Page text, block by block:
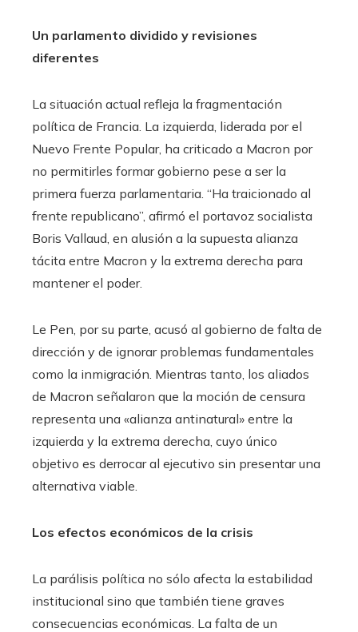
Un parlamento dividido y revisiones
diferentes
La situación actual refleja la fragmentación
política de Francia. La izquierda, liderada por el
Nuevo Frente Popular, ha criticado a Macron por
no permitirles formar gobierno pese a ser la
primera fuerza parlamentaria. “Ha traicionado al
frente republicano”, afirmó el portavoz socialista
Boris Vallaud, en alusión a la supuesta alianza
tácita entre Macron y la extrema derecha para
mantener el poder.
Le Pen, por su parte, acusó al gobierno de falta de
dirección y de ignorar problemas fundamentales
como la inmigración. Mientras tanto, los aliados
de Macron señalaron que la moción de censura
representa una «alianza antinatural» entre la
izquierda y la extrema derecha, cuyo único
objetivo es derrocar al ejecutivo sin presentar una
alternativa viable.
Los efectos económicos de la crisis
La parálisis política no sólo afecta la estabilidad
institucional sino que también tiene graves
consecuencias económicas. La falta de un